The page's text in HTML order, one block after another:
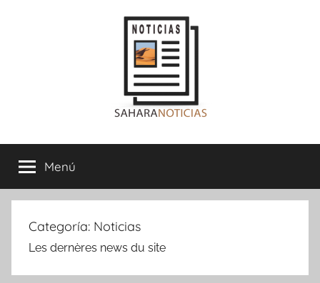
Sahara
Noticias
Menú
Categoría: Noticias
Les dernères news du site